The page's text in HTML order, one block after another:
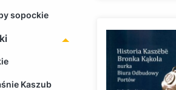
sopockie
Kaszub